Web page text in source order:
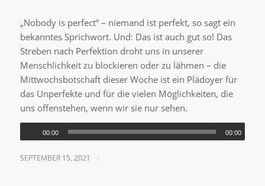
„Nobody is perfect“ – niemand ist perfekt, so sagt ein
bekanntes Sprichwort. Und: Das ist auch gut so! Das
Streben nach Perfektion droht uns in unserer
Menschlichkeit zu blockieren oder zu lähmen – die
Mittwochsbotschaft dieser Woche ist ein Plädoyer für
das Unperfekte und für die vielen Möglichkeiten, die
uns offenstehen, wenn wir sie nur sehen.
00:00 00:00
SEPTEMBER 15, 2021 /